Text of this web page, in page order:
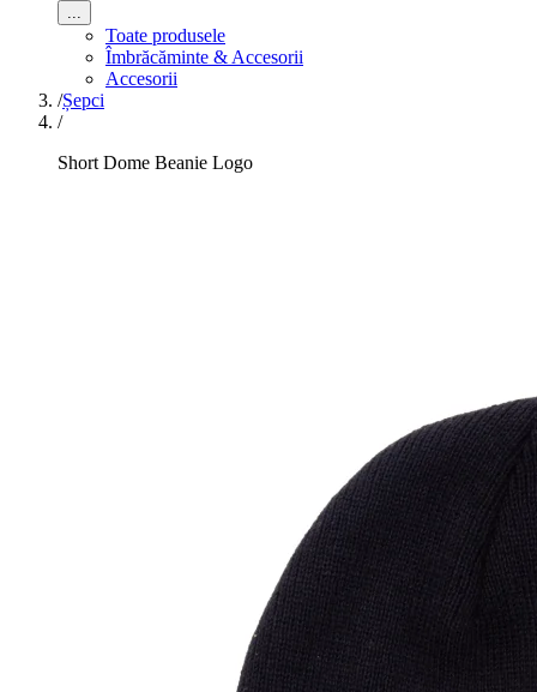
...
Toate produsele
Îmbrăcăminte & Accesorii
Accesorii
/Șepci
/
Short Dome Beanie Logo